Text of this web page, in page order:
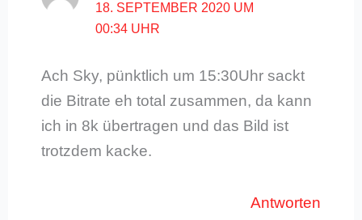
18. SEPTEMBER 2020 UM
00:34 UHR
Ach Sky, pünktlich um 15:30Uhr sackt
die Bitrate eh total zusammen, da kann
ich in 8k übertragen und das Bild ist
trotzdem kacke.
Antworten